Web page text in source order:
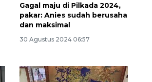
Gagal maju di Pilkada 2024,
pakar: Anies sudah berusaha
dan maksimal
30 Agustus 2024 06:57